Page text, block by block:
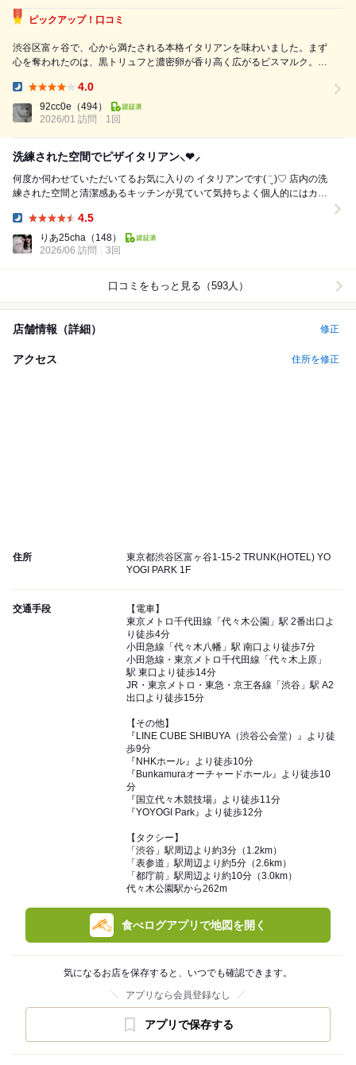
ピックアップ！口コミ
渋谷区富ヶ谷で、心から満たされる本格イタリアンを味わいました。まず
心を奪われたのは、黒トリュフと濃密卵が香り高く広がるビスマルク。芳
ティカルボナーラは、卵とチーズの旨みが絶妙に絡み合い、濃厚ながらも
後味は軽やか。ブッラータと季節のフル...
4.0
92cc0e （494）
2026/01 訪問
1回
洗練された空間でピザイタリアン⸜❤︎⸝‍
何度か伺わせていただいてるお気に入りの イタリアンです( ¨̮ )♡ 店内の洗
練された空間と清潔感あるキッチンが見ていて気持ちよく個人的にはカウ
4.5
りあ25cha （148）
2026/06 訪問
3回
口コミをもっと見る（593人）
店舗情報（詳細） 修正
アクセス 住所を修正
住所
東京都渋谷区富ヶ谷1-15-2 TRUNK(HOTEL) YO
YOGI PARK 1F
交通手段
【電車】
東京メトロ千代田線「代々木公園」駅 2番出口よ
り徒歩4分
小田急線「代々木八幡」駅 南口より徒歩7分
小田急線・東京メトロ千代田線「代々木上原」
駅 東口より徒歩14分
JR・東京メトロ・東急・京王各線「渋谷」駅 A2
出口より徒歩15分
【その他】
『LINE CUBE SHIBUYA（渋谷公会堂）』より徒
歩9分
『NHKホール』より徒歩10分
『Bunkamuraオーチャードホール』より徒歩10
分
『国立代々木競技場』より徒歩11分
『YOYOGI Park』より徒歩12分
【タクシー】
「渋谷」駅周辺より約3分（1.2km）
「表参道」駅周辺より約5分（2.6km）
「都庁前」駅周辺より約10分（3.0km）
代々木公園駅から262m
食べログアプリで地図を開く
気になるお店を保存すると、いつでも確認できます。
アプリなら会員登録なし
アプリで保存する